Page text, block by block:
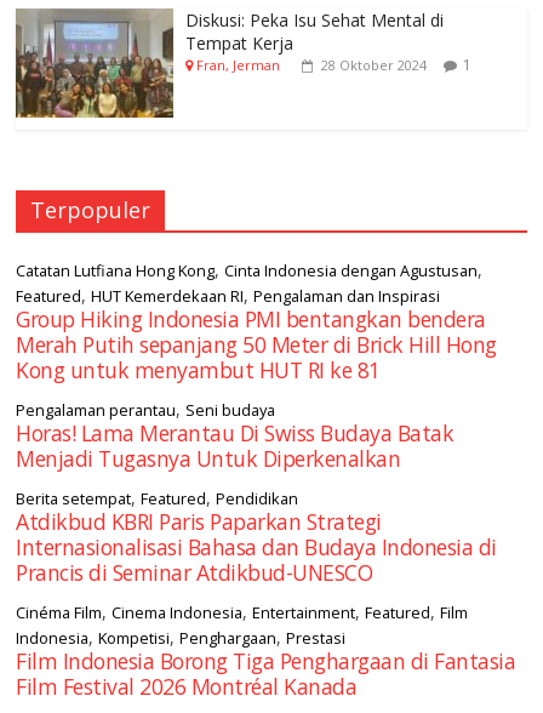
Diskusi: Peka Isu Sehat Mental di
Tempat Kerja
Fran, Jerman 28 Oktober 2024 1
Terpopuler
Catatan Lutfiana Hong Kong,Cinta Indonesia dengan Agustusan,
Featured,HUT Kemerdekaan RI,Pengalaman dan Inspirasi
Group Hiking Indonesia PMI bentangkan bendera
Merah Putih sepanjang 50 Meter di Brick Hill Hong
Kong untuk menyambut HUT RI ke 81
Pengalaman perantau, Seni budaya
Horas! Lama Merantau Di Swiss Budaya Batak
Menjadi Tugasnya Untuk Diperkenalkan
Berita setempat,Featured,Pendidikan
Atdikbud KBRI Paris Paparkan Strategi
Internasionalisasi Bahasa dan Budaya Indonesia di
Prancis di Seminar Atdikbud-UNESCO
Cinéma Film,Cinema Indonesia,Entertainment,Featured,Film
Indonesia,Kompetisi,Penghargaan,Prestasi
Film Indonesia Borong Tiga Penghargaan di Fantasia
Film Festival 2026 Montréal Kanada